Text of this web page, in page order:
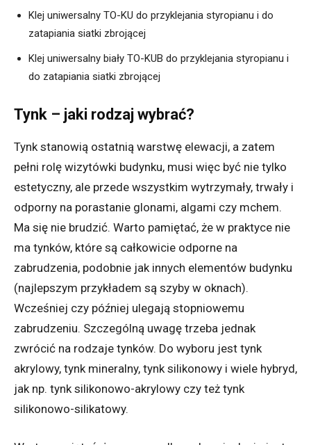
Klej uniwersalny TO-KU do przyklejania styropianu i do
zatapiania siatki zbrojącej
Klej uniwersalny biały TO-KUB do przyklejania styropianu i
do zatapiania siatki zbrojącej
Tynk – jaki rodzaj wybrać?
Tynk stanowią ostatnią warstwę elewacji, a zatem
pełni rolę wizytówki budynku, musi więc być nie tylko
estetyczny, ale przede wszystkim wytrzymały, trwały i
odporny na porastanie glonami, algami czy mchem.
Ma się nie brudzić. Warto pamiętać, że w praktyce nie
ma tynków, które są całkowicie odporne na
zabrudzenia, podobnie jak innych elementów budynku
(najlepszym przykładem są szyby w oknach).
Wcześniej czy później ulegają stopniowemu
zabrudzeniu. Szczególną uwagę trzeba jednak
zwrócić na rodzaje tynków. Do wyboru jest tynk
akrylowy, tynk mineralny, tynk silikonowy i wiele hybryd,
jak np. tynk silikonowo-akrylowy czy też tynk
silikonowo-silikatowy.